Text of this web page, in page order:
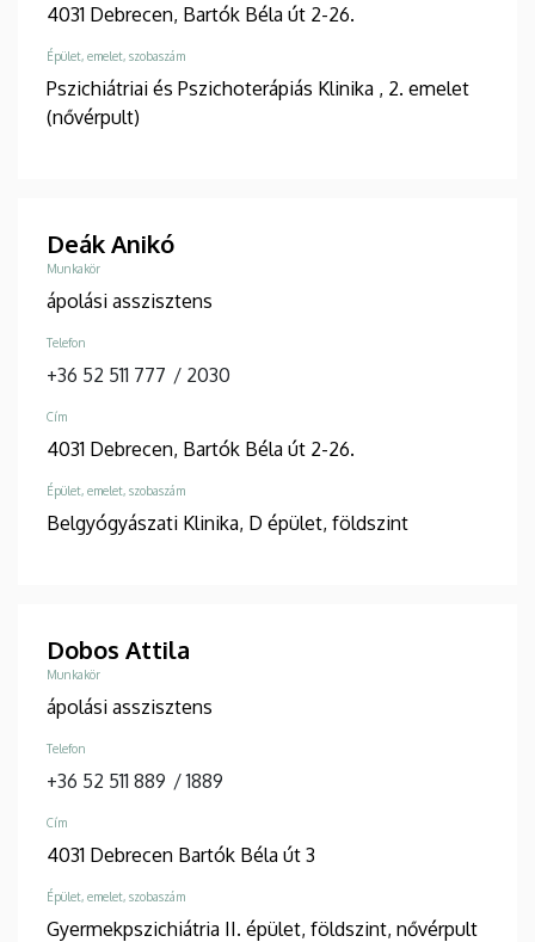
4031 Debrecen, Bartók Béla út 2-26.
Épület, emelet, szobaszám
Pszichiátriai és Pszichoterápiás Klinika , 2. emelet
(nővérpult)
Deák Anikó
Munkakör
ápolási asszisztens
Telefon
+36 52 511 777 / 2030
Cím
4031 Debrecen, Bartók Béla út 2-26.
Épület, emelet, szobaszám
Belgyógyászati Klinika, D épület, földszint
Dobos Attila
Munkakör
ápolási asszisztens
Telefon
+36 52 511 889 / 1889
Cím
4031 Debrecen Bartók Béla út 3
Épület, emelet, szobaszám
Gyermekpszichiátria II. épület, földszint, nővérpult